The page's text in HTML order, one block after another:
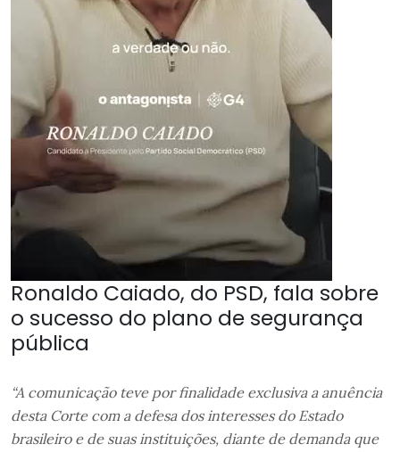
Ronaldo Caiado, do PSD, fala sobre
o sucesso do plano de segurança
pública
“A comunicação teve por finalidade exclusiva a anuência
desta Corte com a defesa dos interesses do Estado
brasileiro e de suas instituições, diante de demanda que